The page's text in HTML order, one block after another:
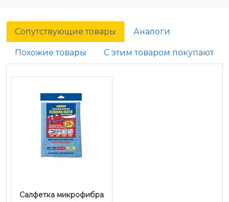
Сопутствующие товары Аналоги
Похожие товары С этим товаром покупают
Салфетка микрофибра